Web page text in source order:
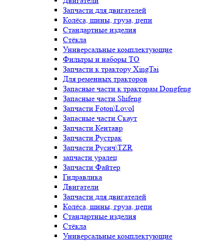
Запчасти для двигателей
Колёса, шины, груза, цепи
Стандартные изделия
Стёкла
Универсальные комплектующие
Фильтры и наборы ТО
Запчасти к трактору XingTai
Для ременных тракторов
Запасные части к тракторам Dongfeng
Запасные части Shifeng
Запчасти Foton\Lovol
Запасные части Скаут
Запчасти Кентавр
Запчасти Рустрак
Запчасти Русич\TZR
запчасти уралец
Запчасти Файтер
Гидравлика
Двигатели
Запчасти для двигателей
Колёса, шины, груза, цепи
Стандартные изделия
Стёкла
Универсальные комплектующие